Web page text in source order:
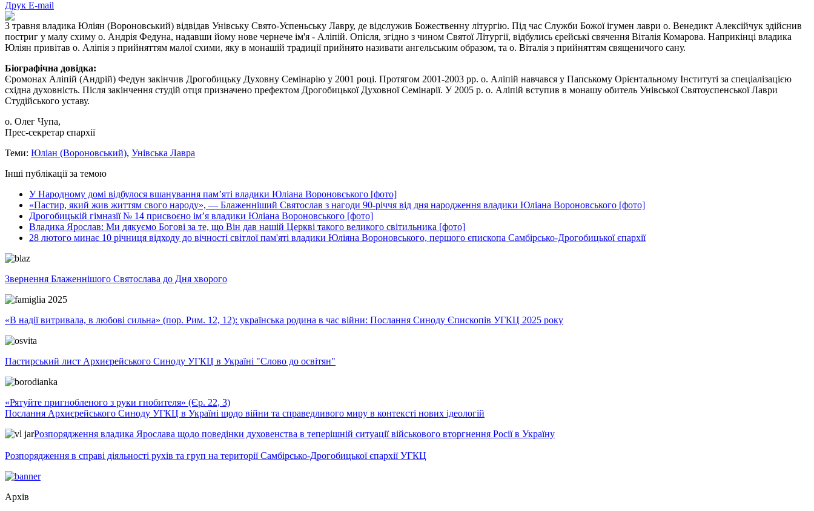
Друк E-mail
3 травня владика Юліян (Вороновський) відвідав Унівську Свято-Успеньську Лавру, де відслужив Божественну літургію. Під час Служби Божої ігумен лаври о. Венедикт Алексійчук здійснив
постриг у малу схиму о. Андрія Федуна, надавши йому нове чернече ім'я - Аліпій. Опісля, згідно з чином Святої Літургії, відбулись єрейські свячення Віталія Комарова. Наприкінці владика
Юліян привітав о. Аліпія з прийняттям малої схими, яку в монашій традиції прийнято називати ангельським образом, та о. Віталія з прийняттям священичого сану.
Біографічна довідка:
Єромонах Аліпій (Андрій) Федун закінчив Дрогобицьку Духовну Семінарію у 2001 році. Протягом 2001-2003 рр. о. Аліпій навчався у Папському Орієнтальному Інституті за спеціалізацією
східна духовність. Після закінчення студій отця призначено префектом Дрогобицької Духовної Семінарії. У 2005 р. о. Аліпій вступив в монашу обитель Унівської Святоуспенської Лаври
Студійського уставу.
о. Олег Чупа,
Прес-секретар єпархії
Теми: Юліан (Вороновський), Унівська Лавра
Інші публікації за темою
У Народному домі відбулося вшанування пам’яті владики Юліана Вороновського [фото]
«Пастир, який жив життям свого народу», — Блаженніший Святослав з нагоди 90-річчя від дня народження владики Юліана Вороновського [фото]
Дрогобицькій гімназії № 14 присвоєно імʼя владики Юліана Вороновського [фото]
Владика Ярослав: Ми дякуємо Богові за те, що Він дав нашій Церкві такого великого світильника [фото]
28 лютого минає 10 річниця відходу до вічності світлої пам'яті владики Юліяна Вороновського, першого єпископа Самбірсько-Дрогобицької єпархії
Звернення Блаженнішого Святослава до Дня хворого
«В надії витривала, в любові сильна» (пор. Рим. 12, 12): українська родина в час війни: Послання Синоду Єпископів УГКЦ 2025 року
Пастирський лист Архиєрейського Синоду УГКЦ в Україні "Слово до освітян"
«Рятуйте пригнобленого з руки гнобителя» (Єр. 22, 3)
Послання Архиєрейського Синоду УГКЦ в Україні щодо війни та справедливого миру в контексті нових ідеологій
Розпорядження владика Ярослава щодо поведінки духовенства в теперішній ситуації військового вторгнення Росії в Україну
Розпорядження в справі діяльності рухів та груп на території Самбірсько-Дрогобицької єпархії УГКЦ
Архів